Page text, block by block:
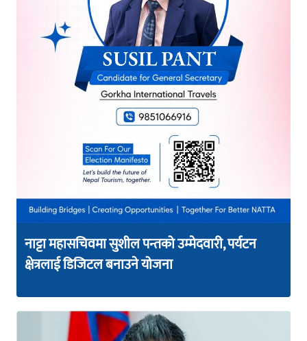
नाट्टा महासचिवमा सुशील पन्तको उम्मेदवारी, पर्यटन
क्षेत्रलाई डिजिटल बनाउने योजना